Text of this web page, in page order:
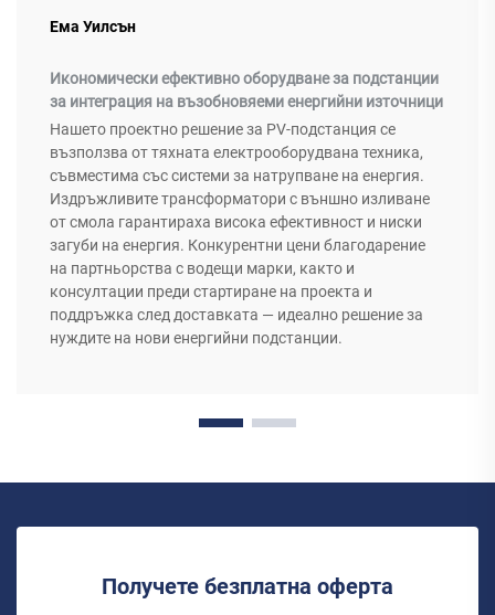
Ема Уилсън
Икономически ефективно оборудване за подстанции
за интеграция на възобновяеми енергийни източници
Нашето проектно решение за PV-подстанция се
възползва от тяхната електрооборудвана техника,
съвместима със системи за натрупване на енергия.
Издръжливите трансформатори с външно изливане
от смола гарантираха висока ефективност и ниски
загуби на енергия. Конкурентни цени благодарение
на партньорства с водещи марки, както и
консултации преди стартиране на проекта и
поддръжка след доставката — идеално решение за
нуждите на нови енергийни подстанции.
Получете безплатна оферта